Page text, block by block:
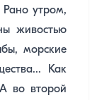
утром,
живостью
морские
Как
во второй